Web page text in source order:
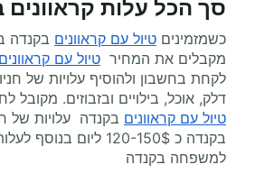
סך הכל עלות קראוונים
כשמזמינים טיול עם קראוונים בקנדה
מקבלים את המחיר טיול עם קראוונים
לקחת בחשבון ולהוסיף עלויות של
דלק, אוכל, בילויים ובזבוזים. מקובל
טיול עם קראוונים בקנדה עלויות של
בקנדה כ 120-150$ ליום בנוסף לעלות
למשפחה בקנדה